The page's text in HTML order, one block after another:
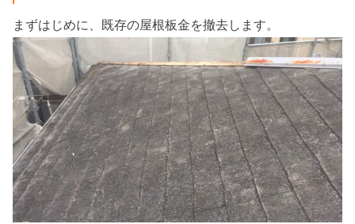
まずはじめに、既存の屋根板金を撤去します。